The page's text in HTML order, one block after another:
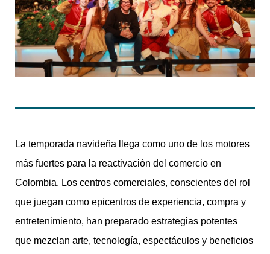
La temporada navideña llega como uno de los motores
más fuertes para la reactivación del comercio en
Colombia. Los centros comerciales, conscientes del rol
que juegan como epicentros de experiencia, compra y
entretenimiento, han preparado estrategias potentes
que mezclan arte, tecnología, espectáculos y beneficios